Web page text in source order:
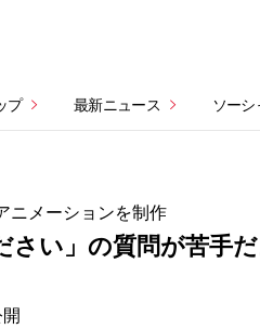
プ 最新ニュース ソー
ニメーションを制作
さい」の質問が苦手